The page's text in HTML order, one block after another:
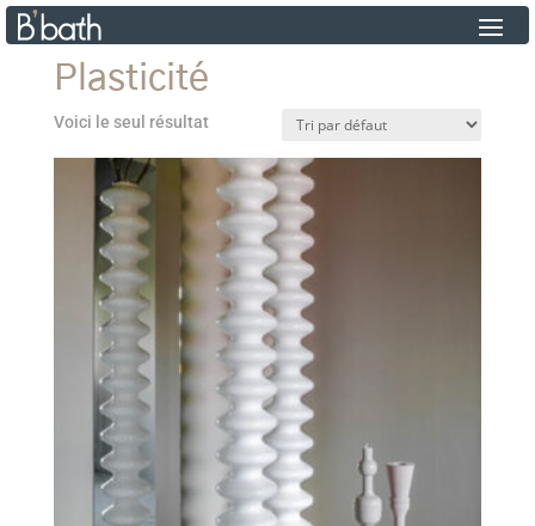
Plasticité
Voici le seul résultat